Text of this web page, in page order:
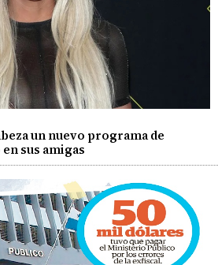
un nuevo programa de
sus amigas